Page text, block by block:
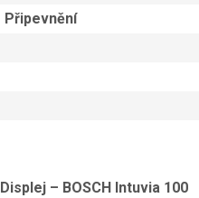
Připevnění
Displej – BOSCH Intuvia 100